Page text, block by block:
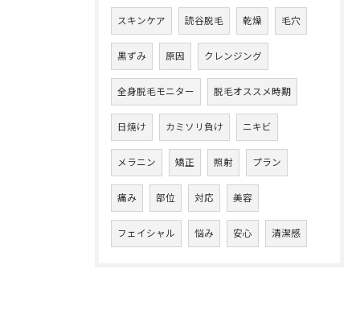
スキンケア 読谷脱毛 乾燥 毛穴
黒ずみ 原因 クレンジング
全身脱毛モニター 脱毛オススメ時期
日焼け カミソリ負け ニキビ
メラニン 矯正 照射 プラン
痛み 部位 対応 美容
フェイシャル 悩み 安心 清潔感